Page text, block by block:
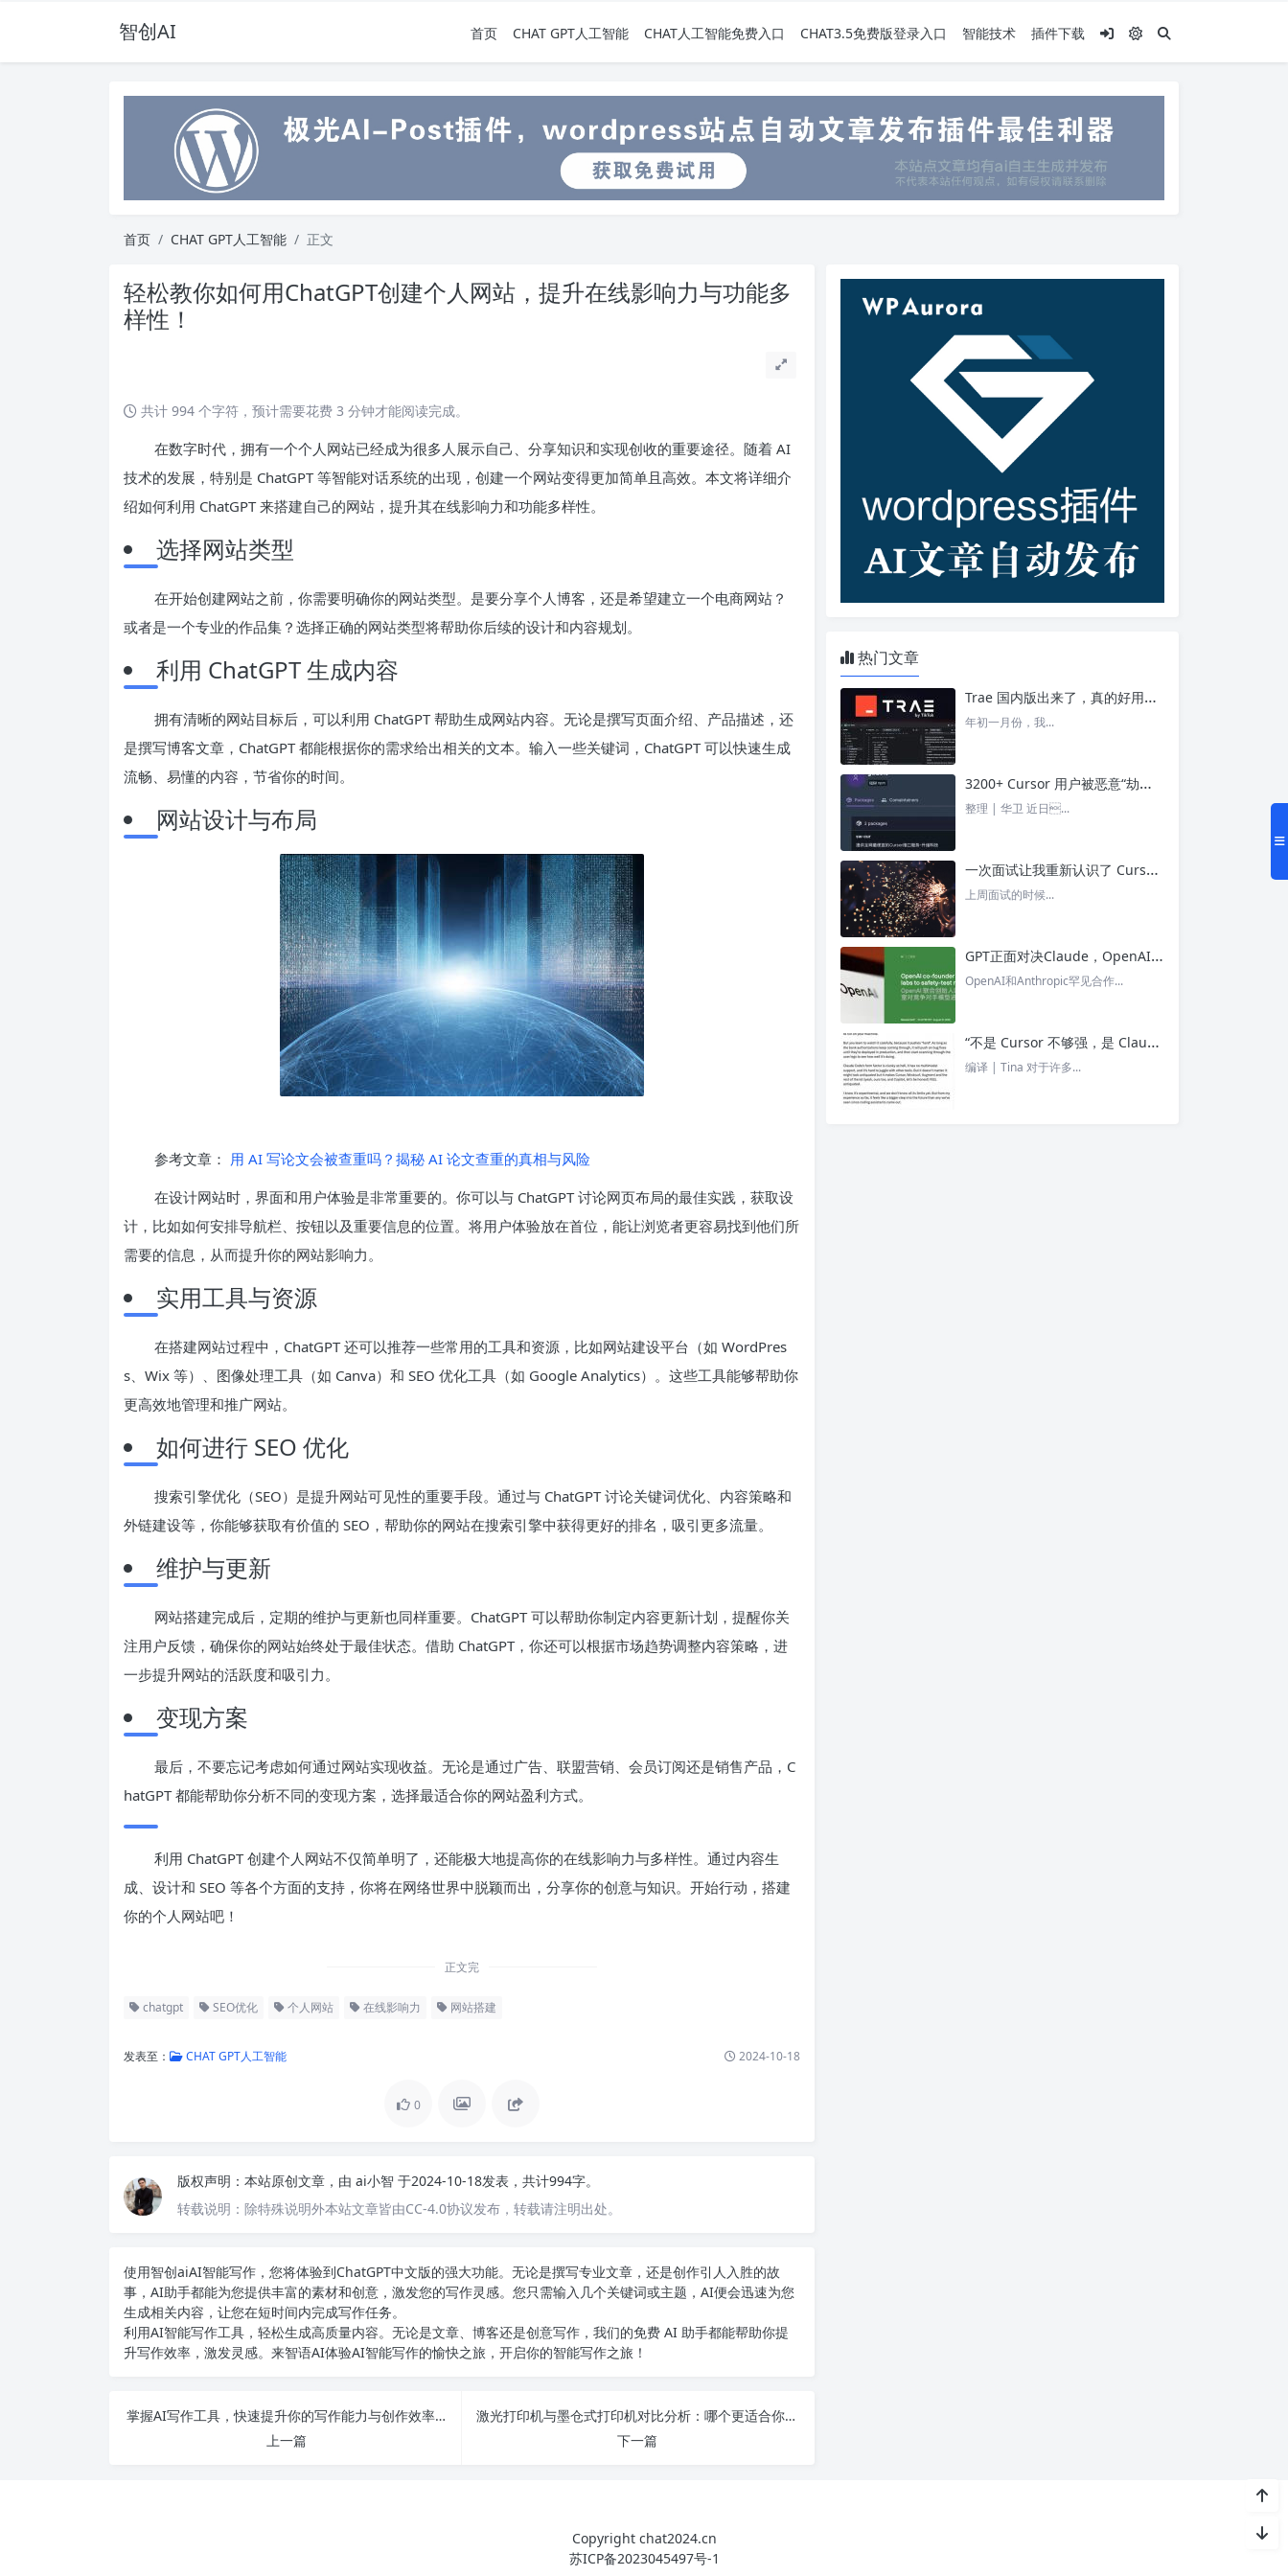
智创AI 首页 CHAT GPT人工智能 CHAT人工智能免费入口 CHAT3.5免费版登录入口 智能技术 插件下载
首页 CHAT GPT人工智能 正文
轻松教你如何用ChatGPT创建个人网站，提升在线影响力与功能多
样性！
共计 994 个字符，预计需要花费 3 分钟才能阅读完成。
在数字时代，拥有一个个人网站已经成为很多人展示自己、分享知识和实现创收的重要途径。随着 AI
技术的发展，特别是 ChatGPT 等智能对话系统的出现，创建一个网站变得更加简单且高效。本文将详细介
绍如何利用 ChatGPT 来搭建自己的网站，提升其在线影响力和功能多样性。
选择网站类型
在开始创建网站之前，你需要明确你的网站类型。是要分享个人博客，还是希望建立一个电商网站？
或者是一个专业的作品集？选择正确的网站类型将帮助你后续的设计和内容规划。
利用 ChatGPT 生成内容
拥有清晰的网站目标后，可以利用 ChatGPT 帮助生成网站内容。无论是撰写页面介绍、产品描述，还
是撰写博客文章，ChatGPT 都能根据你的需求给出相关的文本。输入一些关键词，ChatGPT 可以快速生成
流畅、易懂的内容，节省你的时间。
网站设计与布局
参考文章： 用 AI 写论文会被查重吗？揭秘 AI 论文查重的真相与风险
在设计网站时，界面和用户体验是非常重要的。你可以与 ChatGPT 讨论网页布局的最佳实践，获取设
计，比如如何安排导航栏、按钮以及重要信息的位置。将用户体验放在首位，能让浏览者更容易找到他们所
需要的信息，从而提升你的网站影响力。
实用工具与资源
在搭建网站过程中，ChatGPT 还可以推荐一些常用的工具和资源，比如网站建设平台（如 WordPres
s、Wix 等）、图像处理工具（如 Canva）和 SEO 优化工具（如 Google Analytics）。这些工具能够帮助你
更高效地管理和推广网站。
如何进行 SEO 优化
搜索引擎优化（SEO）是提升网站可见性的重要手段。通过与 ChatGPT 讨论关键词优化、内容策略和
外链建设等，你能够获取有价值的 SEO，帮助你的网站在搜索引擎中获得更好的排名，吸引更多流量。
维护与更新
网站搭建完成后，定期的维护与更新也同样重要。ChatGPT 可以帮助你制定内容更新计划，提醒你关
注用户反馈，确保你的网站始终处于最佳状态。借助 ChatGPT，你还可以根据市场趋势调整内容策略，进
一步提升网站的活跃度和吸引力。
变现方案
最后，不要忘记考虑如何通过网站实现收益。无论是通过广告、联盟营销、会员订阅还是销售产品，C
hatGPT 都能帮助你分析不同的变现方案，选择最适合你的网站盈利方式。
利用 ChatGPT 创建个人网站不仅简单明了，还能极大地提高你的在线影响力与多样性。通过内容生
成、设计和 SEO 等各个方面的支持，你将在网络世界中脱颖而出，分享你的创意与知识。开始行动，搭建
你的个人网站吧！
正文完
chatgpt SEO优化 个人网站 在线影响力 网站搭建
发表至： CHAT GPT人工智能 2024-10-18
0
版权声明： 本站原创文章，由 ai小智 于2024-10-18发表，共计994字。
转载说明： 除特殊说明外本站文章皆由CC-4.0协议发布，转载请注明出处。
使用智创aiAI智能写作 ，您将体验到ChatGPT中文版的强大功能。无论是撰写专业文章，还是创作引人入胜的故
事，AI助手都能为您提供丰富的素材和创意，激发您的写作灵感。您只需输入几个关键词或主题，AI便会迅速为您
生成相关内容，让您在短时间内完成写作任务。
利用AI智能写作工具，轻松生成高质量内容。无论是文章、博客还是创意写作，我们的免费 AI 助手都能帮助你提
升写作效率，激发灵感。来智语AI体验AI智能写作的愉快之旅，开启你的智能写作之旅！
掌握AI写作工具，快速提升你的写作能力与创作效率，绝对不可错过！
上一篇
激光打印机与墨仓式打印机对比分析：哪个更适合你的需求？
下一篇
热门文章
Trae 国内版出来了，真的好用吗？ – 今日头条
年初一月份，我...
3200+ Cursor 用户被恶意“劫持”！贪图“便宜 API”却惨遭收割， AI 开发者们要小心了 – 今日头条
整理 | 华卫 近日...
一次面试让我重新认识了 Cursor – 今日头条
上周面试的时候...
GPT正面对决Claude，OpenAI竟没全赢，AI安全「极限大测」真相曝光 – 今日头条
OpenAI和Anthropic罕见合作...
“不是 Cursor 不够强，是 Claude Code 太猛了” ！创始人详解Claude Code如何改写编程方式 – 今日头条
编译 | Tina 对于许多...
Copyright chat2024.cn
苏ICP备2023045497号-1